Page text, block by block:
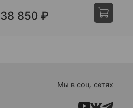
38 850 ₽
Мы в соц. сетях